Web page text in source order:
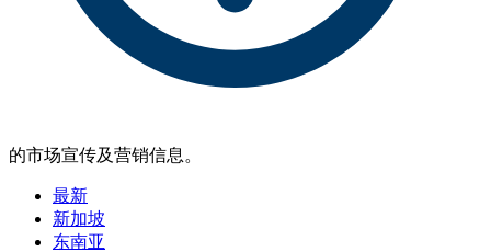
的市场宣传及营销信息。
最新
新加坡
东南亚